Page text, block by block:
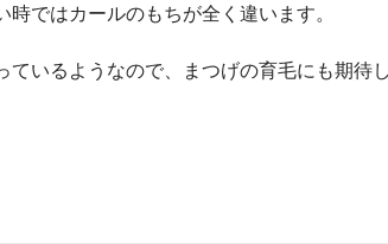
時ではカールのもちが全く違います。
ているようなので、まつげの育毛にも期待